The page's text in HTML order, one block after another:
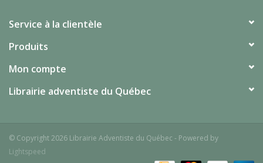
Service à la clientèle
Produits
Mon compte
Librairie adventiste du Québec
© Copyright 2026 Librairie Adventiste du Québec - Powered by
Lightspeed